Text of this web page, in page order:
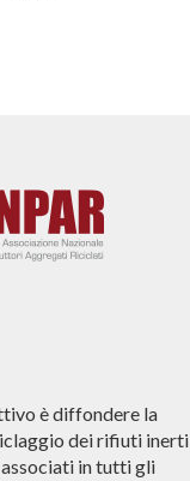
è diffondere la
dei rifiuti inerti
in tutti gli